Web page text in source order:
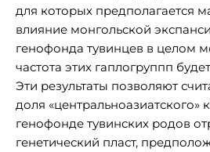
для которых предполагается
влияние монгольской
генофонда тувинцев в целом
частота этих гаплогруппп
Эти результаты позволяют
доля «центральноазиатского»
генофонде тувинских родов
генетический пласт,